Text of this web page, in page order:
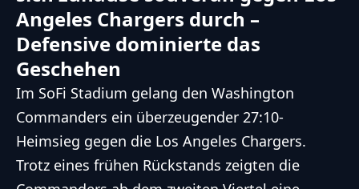
Angeles Chargers durch –
Defensive dominierte das
Geschehen
Im SoFi Stadium gelang den Washington
Commanders ein überzeugender 27:10-
Heimsieg gegen die Los Angeles Chargers.
Trotz eines frühen Rückstands zeigten die